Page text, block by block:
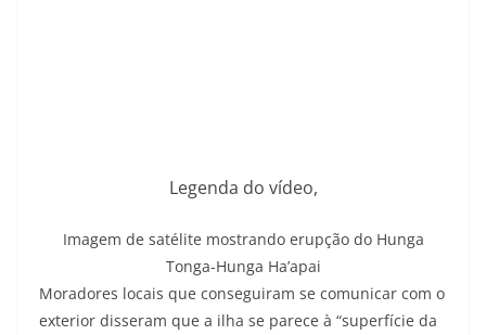
Legenda do vídeo,
Imagem de satélite mostrando erupção do Hunga
Tonga-Hunga Ha’apai
Moradores locais que conseguiram se comunicar com o
exterior disseram que a ilha se parece à “superfície da